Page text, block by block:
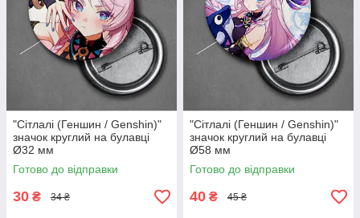
"Сітлалі (Геншин / Genshin)"
значок круглий на булавці
Ø32 мм
Готово до відправки
30 ₴ 34 ₴
"Сітлалі (Геншин / Genshin)"
значок круглий на булавці
Ø58 мм
Готово до відправки
40 ₴ 45 ₴